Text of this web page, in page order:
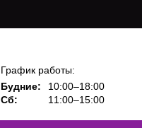
График работы:
Будние:
10:00–18:00
Сб:
11:00–15:00